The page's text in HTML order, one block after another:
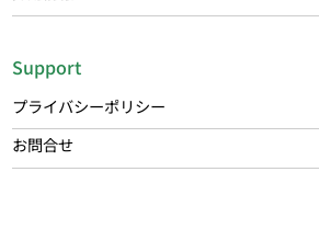
Support
プライバシーポリシー
お問合せ